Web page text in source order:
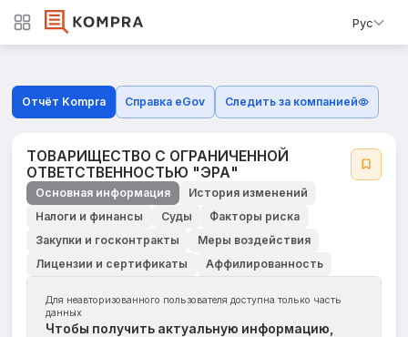
Рус
Отчёт Kompra Справка eGov Следить за компанией
ТОВАРИЩЕСТВО С ОГРАНИЧЕННОЙ
ОТВЕТСТВЕННОСТЬЮ "ЭРА"
Основная информация
История изменений
Налоги и финансы
Суды
Факторы риска
Закупки и госконтракты
Меры воздействия
Лицензии и сертификаты
Аффилированность
Для неавторизованного пользователя доступна только часть
данных
Чтобы получить актуальную информацию,